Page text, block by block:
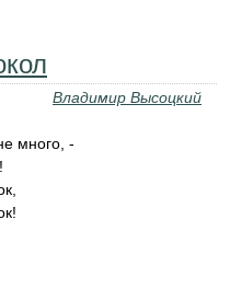
Владимир Высоцкий
много, -